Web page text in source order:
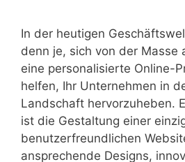
In der heutigen
denn je, sich von der Masse
eine personalisierte Online-
helfen, Ihr Unternehmen in
Landschaft hervorzuheben.
ist die Gestaltung einer
benutzerfreundlichen
ansprechende Designs,